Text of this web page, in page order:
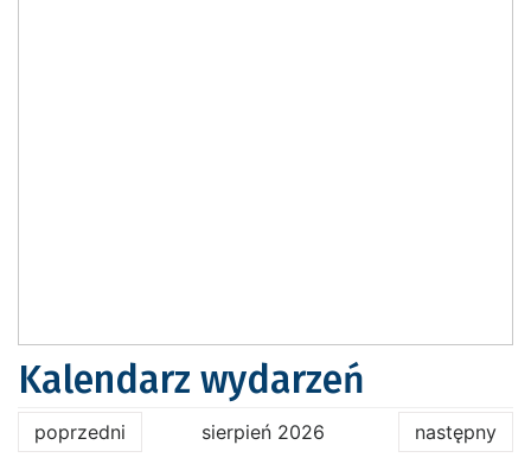
Kalendarz wydarzeń
poprzedni sierpień 2026 następny